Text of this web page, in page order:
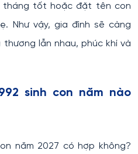
tháng tốt hoặc đặt tên con
Như vậy, gia đình sẽ càng
lẫn nhau, phúc khí và
sinh con năm nào
năm 2027 có hợp không?